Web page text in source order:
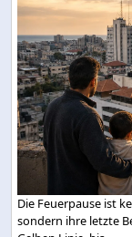
Die Feuerpause ist
sondern ihre letzte